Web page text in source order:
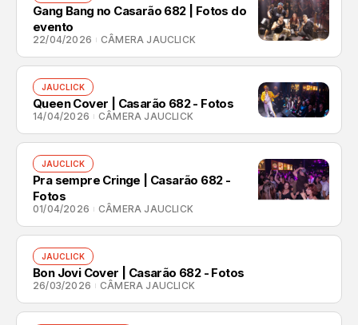
Gang Bang no Casarão 682 | Fotos do
evento
22/04/2026 CÂMERA JAUCLICK
JAUCLICK
Queen Cover | Casarão 682 - Fotos
14/04/2026 CÂMERA JAUCLICK
JAUCLICK
Pra sempre Cringe | Casarão 682 -
Fotos
01/04/2026 CÂMERA JAUCLICK
JAUCLICK
Bon Jovi Cover | Casarão 682 - Fotos
26/03/2026 CÂMERA JAUCLICK